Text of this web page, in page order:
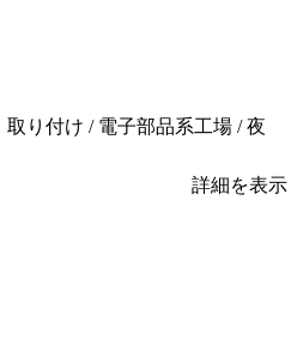
り付け / 電子部品系工場 / 夜
詳細を表示